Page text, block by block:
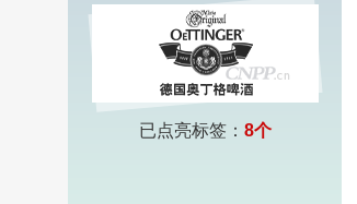
已点亮标签： 8个